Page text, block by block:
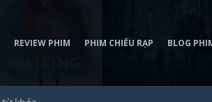
REVIEW PHIM PHIM CHIẾU RẠP BLOG